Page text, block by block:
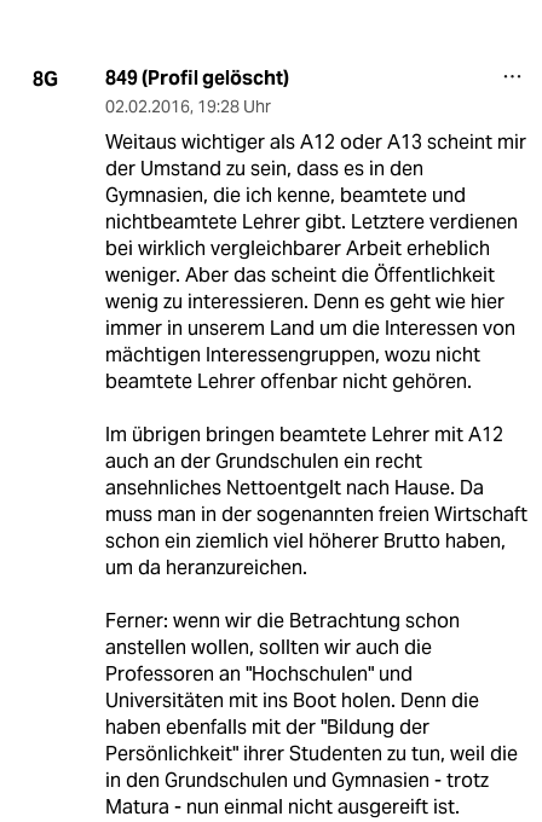
8G 849 (Profil gelöscht)
02.02.2016, 19:28 Uhr
Weitaus wichtiger als A12 oder A13 scheint mir
der Umstand zu sein, dass es in den
Gymnasien, die ich kenne, beamtete und
nichtbeamtete Lehrer gibt. Letztere verdienen
bei wirklich vergleichbarer Arbeit erheblich
weniger. Aber das scheint die Öffentlichkeit
wenig zu interessieren. Denn es geht wie hier
immer in unserem Land um die Interessen von
mächtigen Interessengruppen, wozu nicht
beamtete Lehrer offenbar nicht gehören.
Im übrigen bringen beamtete Lehrer mit A12
auch an der Grundschulen ein recht
ansehnliches Nettoentgelt nach Hause. Da
muss man in der sogenannten freien Wirtschaft
schon ein ziemlich viel höherer Brutto haben,
um da heranzureichen.
Ferner: wenn wir die Betrachtung schon
anstellen wollen, sollten wir auch die
Professoren an "Hochschulen" und
Universitäten mit ins Boot holen. Denn die
haben ebenfalls mit der "Bildung der
Persönlichkeit" ihrer Studenten zu tun, weil die
in den Grundschulen und Gymnasien - trotz
Matura - nun einmal nicht ausgereift ist.